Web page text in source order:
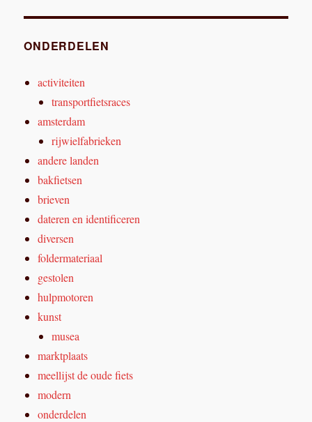
ONDERDELEN
activiteiten
transportfietsraces
amsterdam
rijwielfabrieken
andere landen
bakfietsen
brieven
dateren en identificeren
diversen
foldermateriaal
gestolen
hulpmotoren
kunst
musea
marktplaats
meellijst de oude fiets
modern
onderdelen